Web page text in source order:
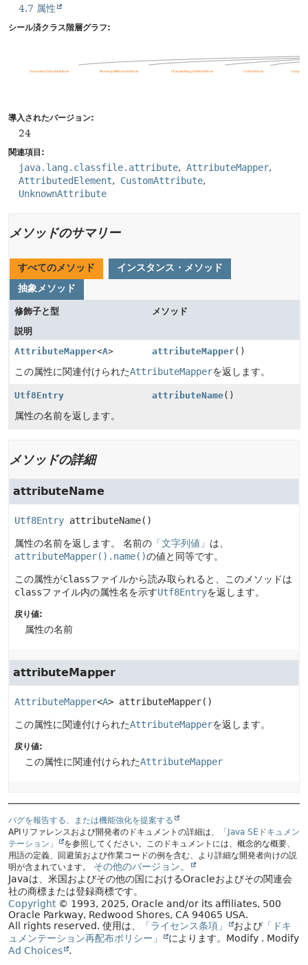
4.7 属性
シール済クラス階層グラフ:
導入されたバージョン:
24
関連項目:
java.lang.classfile.attribute
AttributeMapper
AttributedElement
CustomAttribute
UnknownAttribute
メソッドのサマリー
すべてのメソッド
インスタンス・メソッド
抽象メソッド
修飾子と型
メソッド
説明
AttributeMapper<A> attributeMapper()
この属性に関連付けられたAttributeMapperを返します。
Utf8Entry attributeName()
属性の名前を返します。
メソッドの詳細
attributeName
Utf8Entry attributeName()
属性の名前を返します。 名前の 「文字列値」 は、
attributeMapper().name()の値と同等です。
この属性がclassファイルから読み取られると、このメソッドは
classファイル内の属性名を示すUtf8Entryを返します。
戻り値:
属性の名前
attributeMapper
AttributeMapper<A> attributeMapper()
この属性に関連付けられたAttributeMapperを返します。
戻り値:
この属性に関連付けられたAttributeMapper
バグを報告する、または機能強化を提案する
APIリファレンスおよび開発者のドキュメントの詳細は、
「Java SEドキュメン
テーション」
を参照してください。このドキュメントには、概念的な概要、
用語の定義、回避策および作業コードの例を含む、より詳細な開発者向けの説
明が含まれています。
その他のバージョン。
Javaは、米国およびその他の国におけるOracleおよびその関連会
社の商標または登録商標です。
Copyright© 1993, 2025, Oracle and/or its affiliates, 500
Oracle Parkway, Redwood Shores, CA 94065 USA.
All rights reserved. 使用は、 「ライセンス条項」 および 「ドキ
ュメンテーション再配布ポリシー」
によります。 Modify . Modify
Ad Choices
.